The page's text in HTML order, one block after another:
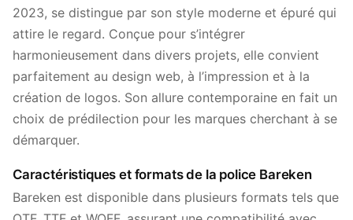
2023, se distingue par son style moderne et épuré qui
attire le regard. Conçue pour s’intégrer
harmonieusement dans divers projets, elle convient
parfaitement au design web, à l’impression et à la
création de logos. Son allure contemporaine en fait un
choix de prédilection pour les marques cherchant à se
démarquer.
Caractéristiques et formats de la police Bareken
Bareken est disponible dans plusieurs formats tels que